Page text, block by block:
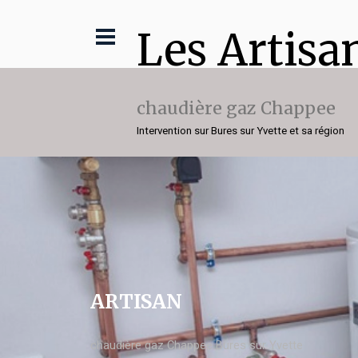
Les
chaudière gaz Chappee
Intervention sur Bures sur Yvette et sa région
ARTISAN
chaudière gaz Chappee Bures sur Yvette